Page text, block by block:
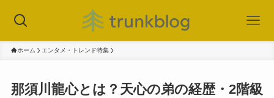
ホーム エンタメ・トレンド特集
那須川龍心とは？天心の弟の経歴・2階級